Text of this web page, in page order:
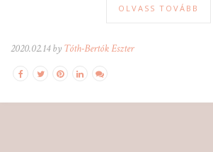
OLVASS TOVÁBB
2020.02.14 by Tóth-Bertók Eszter